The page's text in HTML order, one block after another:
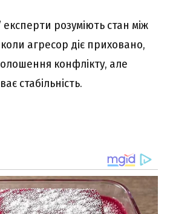
експерти розуміють стан між
агресор діє приховано,
конфлікту, але
стабільність.